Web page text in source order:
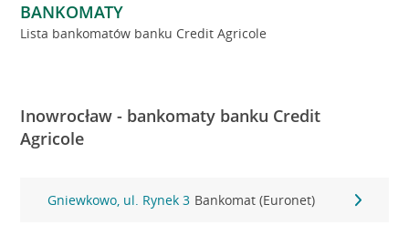
BANKOMATY
Lista bankomatów banku Credit Agricole
Inowrocław - bankomaty banku Credit
Agricole
Gniewkowo, ul. Rynek 3 Bankomat (Euronet)